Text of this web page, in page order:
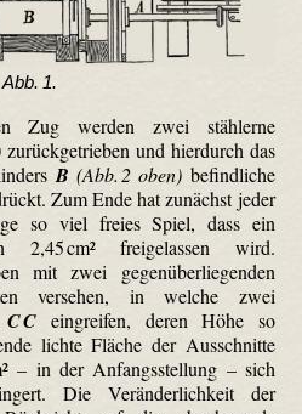
Abb. 1.
Zug werden zwei stählerne
zurückgetrieben und hierdurch das
B (Abb. 2 oben) befindliche
Zum Ende hat zunächst jeder
so viel freies Spiel, dass ein
2,45 cm² freigelassen wird.
mit zwei gegenüberliegenden
versehen, in welche zwei
C C eingreifen, deren Höhe so
lichte Fläche der Ausschnitte
– in der Anfangsstellung – sich
Die Veränderlichkeit der